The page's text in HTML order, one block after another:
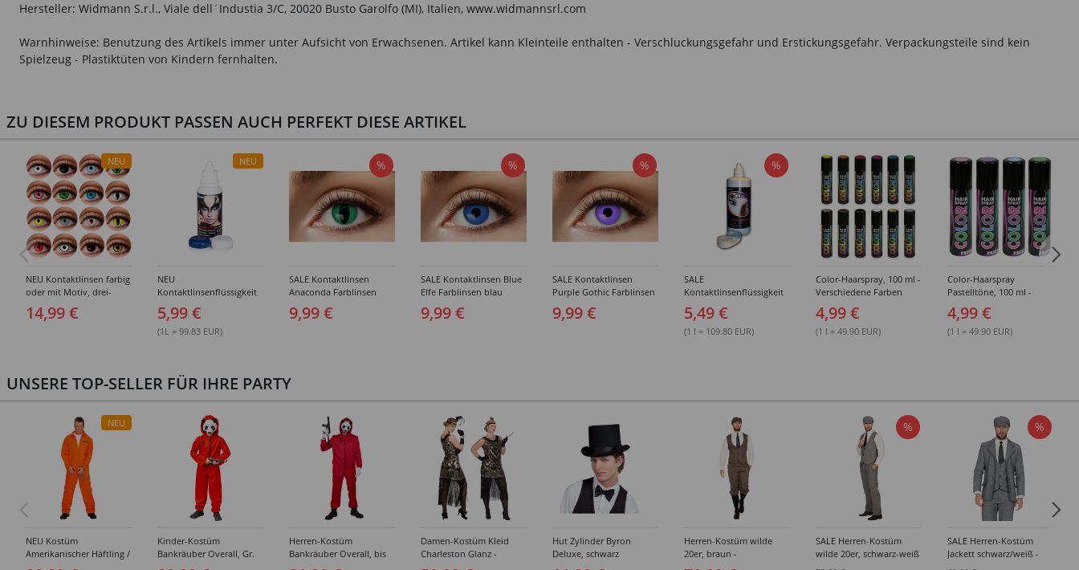
Hersteller: Widmann S.r.l., Viale dell´Industia 3/C, 20020 Busto Garolfo (MI), Italien, www.widmannsrl.com
Warnhinweise: Benutzung des Artikels immer unter Aufsicht von Erwachsenen. Artikel kann Kleinteile enthalten - Verschluckungsgefahr und Erstickungsgefahr. Verpackungsteile sind kein
Spielzeug - Plastiktüten von Kindern fernhalten.
ZU DIESEM PRODUKT PASSEN AUCH PERFEKT DIESE ARTIKEL
NEU
NEU Kontaktlinsen farbig
oder mit Motiv, drei-
Monats-Linsen, zwei
Stück - verschiedene
14,99 €
NEU
NEU
Kontaktlinsenflüssigkeit
Kombilösung 60ml inkl.
Döschen
5,99 €
(1L = 99.83 EUR)
%
SALE Kontaktlinsen
Anaconda Farblinsen
grüne Katzenaugen
9,99 €
%
SALE Kontaktlinsen Blue
Elfe Farblinsen blau
9,99 €
%
SALE Kontaktlinsen
Purple Gothic Farblinsen
lila
9,99 €
%
SALE
Kontaktlinsenflüssigkeit
Kombilösung 50ml
5,49 €
(1 l = 109.80 EUR)
Color-Haarspray, 100 ml -
Verschiedene Farben
4,99 €
(1 l = 49.90 EUR)
Color-Haarspray
Pastelltöne, 100 ml -
Verschiedene Farben
4,99 €
(1 l = 49.90 EUR)
UNSERE TOP-SELLER FÜR IHRE PARTY
NEU
NEU Kostüm
Amerikanischer Häftling /
Sträfling, Overall, Orange
Kinder-Kostüm
Bankräuber Overall, Gr.
152-164
Herren-Kostüm
Bankräuber Overall, bis
190 cm
Damen-Kostüm Kleid
Charleston Glanz -
Verschiedene Größen (S-
Hut Zylinder Byron
Deluxe, schwarz
Herren-Kostüm wilde
20er, braun -
Verschiedene Größen
%
SALE Herren-Kostüm
wilde 20er, schwarz-weiß
- Verschiedene Größen
%
SALE Herren-Kostüm
Jackett schwarz/weiß -
Verschiedene Größen